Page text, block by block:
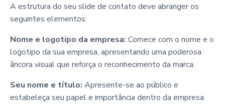
A estrutura do seu slide de contato deve abranger os
seguintes elementos:
Nome e logotipo da empresa: Comece com o nome e o
logotipo da sua empresa, apresentando uma poderosa
âncora visual que reforça o reconhecimento da marca.
Seu nome e título: Apresente-se ao público e
estabeleça seu papel e importância dentro da empresa.